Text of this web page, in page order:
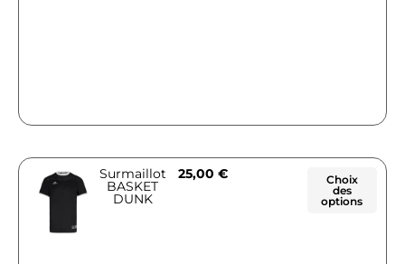
Surmaillot
BASKET
DUNK
25,00 €
Choix
des
options